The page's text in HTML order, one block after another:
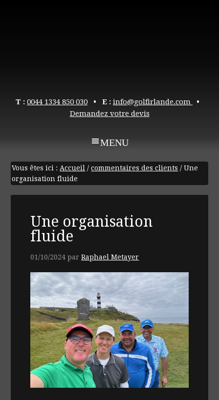
T : 0044 1334 850 030 • E : info@golfirlande.com
•
Demandez votre devis
Vous êtes ici :Accueil / commentaires des clients / Une
organisation fluide
Une organisation
fluide
01/10/2024 parRaphael Metayer